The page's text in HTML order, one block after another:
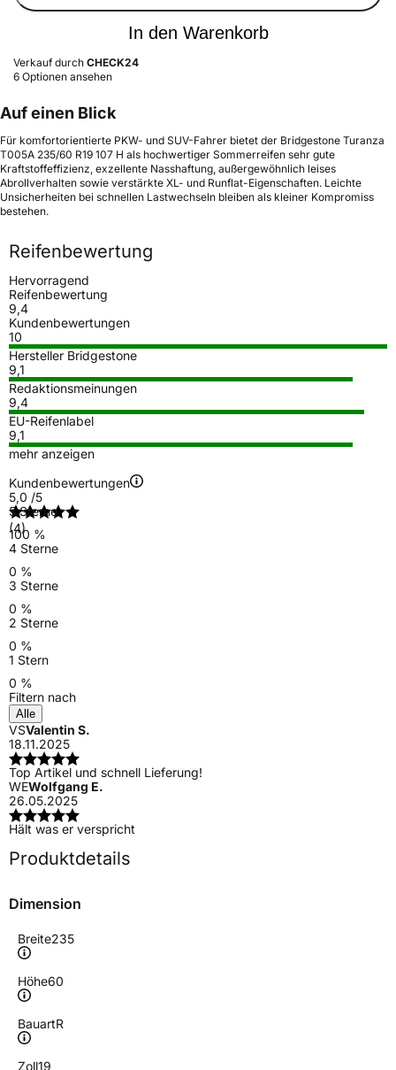
In den Warenkorb
Verkauf durch CHECK24
6 Optionen ansehen
Auf einen Blick
Für komfortorientierte PKW- und SUV-Fahrer bietet der Bridgestone Turanza
T005A 235/60 R19 107 H als hochwertiger Sommerreifen sehr gute
Kraftstoffeffizienz, exzellente Nasshaftung, außergewöhnlich leises
Abrollverhalten sowie verstärkte XL- und Runflat-Eigenschaften. Leichte
Unsicherheiten bei schnellen Lastwechseln bleiben als kleiner Kompromiss
bestehen.
Reifenbewertung
Hervorragend
Reifenbewertung
9,4
Kundenbewertungen
10
Hersteller Bridgestone
9,1
Redaktionsmeinungen
9,4
EU-Reifenlabel
9,1
mehr anzeigen
Kundenbewertungen
5,0 /5
(4)
5 Sterne
100 %
4 Sterne
0 %
3 Sterne
0 %
2 Sterne
0 %
1 Stern
0 %
Filtern nach
Alle
VSValentin S.
18.11.2025
Top Artikel und schnell Lieferung!
WEWolfgang E.
26.05.2025
Hält was er verspricht
Produktdetails
Dimension
Breite235
Höhe60
BauartR
Zoll19